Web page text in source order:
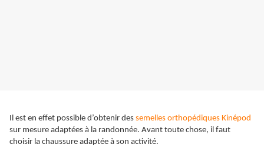
Il est en effet possible d’obtenir des semelles orthopédiques Kinépod
sur mesure adaptées à la randonnée. Avant toute chose, il faut
choisir la chaussure adaptée à son activité.